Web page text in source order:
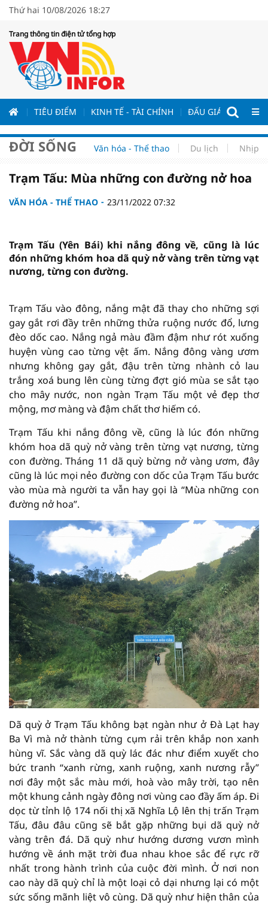
Thứ hai 10/08/2026 18:27
Trang thông tin điện tử tổng hợp
TIÊU ĐIỂM KINH TẾ - TÀI CHÍNH ĐẤU GIÁ - ĐẤU
ĐỜI SỐNG Văn hóa - Thể thao Du lịch Nhịp
Trạm Tấu: Mùa những con đường nở hoa
VĂN HÓA - THỂ THAO 23/11/2022 07:32
Trạm Tấu (Yên Bái) khi nắng đông về, cũng là lúc
đón những khóm hoa dã quỳ nở vàng trên từng vạt
nương, từng con đường.
Trạm Tấu vào đông, nắng mật đã thay cho những sợi
gay gắt rơi đầy trên những thửa ruộng nước đổ, lưng
đèo dốc cao. Nắng ngả màu đầm đậm như rót xuống
huyện vùng cao từng vệt ấm. Nắng đông vàng ươm
nhưng không gay gắt, đậu trên từng nhành cỏ lau
trắng xoá bung lên cùng từng đợt gió mùa se sắt tạo
cho mây nước, non ngàn Trạm Tấu một vẻ đẹp thơ
mộng, mơ màng và đậm chất thơ hiếm có.
Trạm Tấu khi nắng đông về, cũng là lúc đón những
khóm hoa dã quỳ nở vàng trên từng vạt nương, từng
con đường. Tháng 11 dã quỳ bừng nở vàng ươm, đây
cũng là lúc mọi nẻo đường con dốc của Trạm Tấu bước
vào mùa mà người ta vẫn hay gọi là “Mùa những con
đường nở hoa”.
Dã quỳ ở Trạm Tấu không bạt ngàn như ở Đà Lạt hay
Ba Vì mà nở thành từng cụm rải trên khắp non xanh
hùng vĩ. Sắc vàng dã quỳ lác đác như điểm xuyết cho
bức tranh “xanh rừng, xanh ruộng, xanh nương rẫy”
nơi đây một sắc màu mới, hoà vào mây trời, tạo nên
một khung cảnh ngày đông nơi vùng cao đầy ấm áp. Đi
dọc từ tỉnh lộ 174 nối thị xã Nghĩa Lộ lên thị trấn Trạm
Tấu, đâu đâu cũng sẽ bắt gặp những bụi dã quỳ nở
vàng trên đá. Dã quỳ như hướng dương vươn mình
hướng về ánh mặt trời đua nhau khoe sắc để rực rỡ
nhất trong hành trình của cuộc đời mình. Ở nơi non
cao này dã quỳ chỉ là một loại cỏ dại nhưng lại có một
sức sống mãnh liệt vô cùng. Dã quỳ như hiện thân của